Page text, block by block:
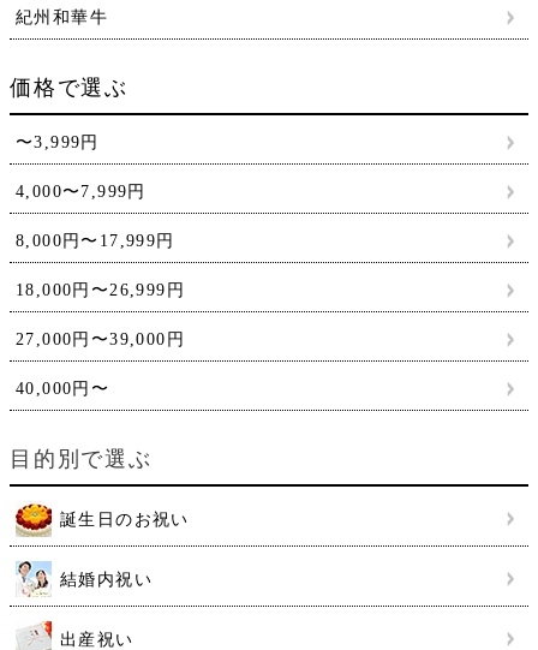
紀州和華牛
価格で選ぶ
〜3,999円
4,000〜7,999円
8,000円〜17,999円
18,000円〜26,999円
27,000円〜39,000円
40,000円〜
目的別で選ぶ
誕生日のお祝い
結婚内祝い
出産祝い